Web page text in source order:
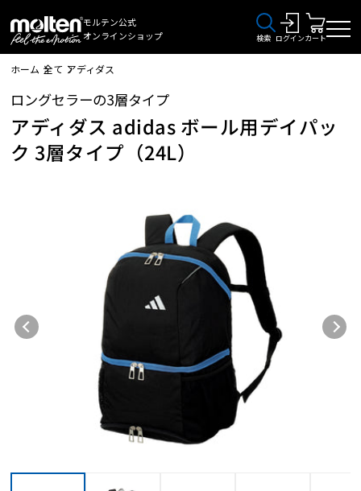
モルテン公式
オンラインショップ
検索 ログインカート
ホーム 全て アディダス
ロングセラーの3層タイプ
アディダス adidas ボール用デイパッ
ク 3層タイプ（24L）